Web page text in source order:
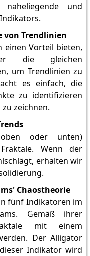
und
von Trendlinien
einen Vorteil bieten,
die gleichen
um Trendlinien zu
es einfach, die
zu identifizieren
zeichnen.
oder unten)
Wenn der
erhalten wir
Chaostheorie
fünf Indikatoren im
Gemäß ihrer
mit einem
Der Alligator
Indikator wird